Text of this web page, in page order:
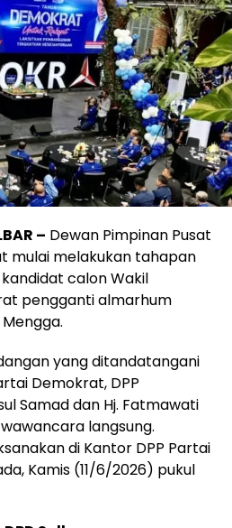
– Dewan Pimpinan Pusat
mulai melakukan tahapan
calon Wakil
pengganti almarhum
yang ditandatangani
Demokrat, DPP
Samad dan Hj. Fatmawati
langsung.
di Kantor DPP Partai
Kamis (11/6/2026) pukul